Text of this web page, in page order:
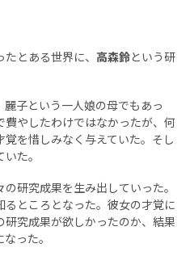
とある世界に、 高森鈴という研
子という一人娘の母でもあっ
やしたわけではなかったが、何
を惜しみなく与えていた。そし
た。
研究成果を生み出していった。
ところとなった。彼女の才覚に
究成果が欲しかったのか、結果
った。